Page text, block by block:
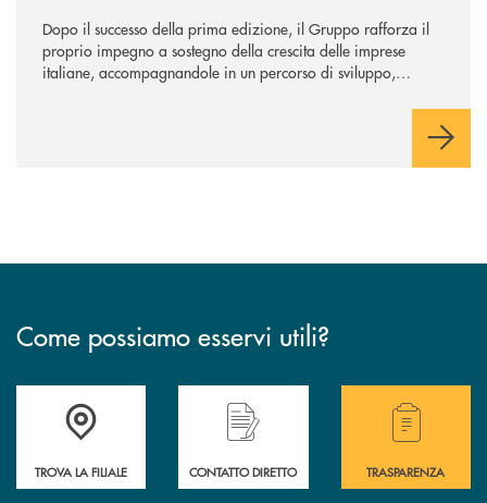
Dopo il successo della prima edizione, il Gruppo rafforza il
proprio impegno a sostegno della crescita delle imprese
italiane, accompagnandole in un percorso di sviluppo,
Come possiamo esservi utili?
Accedi all' elenco completo delle filiali .
TROVA LA FILIALE CONTATTO DIRETTO
Hai bisogno di
TRASPARENZA